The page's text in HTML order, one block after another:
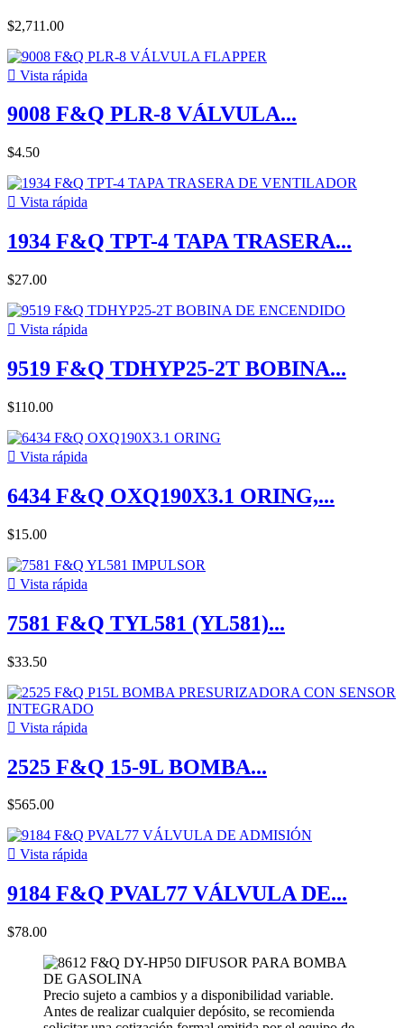
$2,711.00
 Vista rápida
9008 F&Q PLR-8 VÁLVULA...
$4.50
 Vista rápida
1934 F&Q TPT-4 TAPA TRASERA...
$27.00
 Vista rápida
9519 F&Q TDHYP25-2T BOBINA...
$110.00
 Vista rápida
6434 F&Q OXQ190X3.1 ORING,...
$15.00
 Vista rápida
7581 F&Q TYL581 (YL581)...
$33.50
 Vista rápida
2525 F&Q 15-9L BOMBA...
$565.00
 Vista rápida
9184 F&Q PVAL77 VÁLVULA DE...
$78.00
Precio sujeto a cambios y a disponibilidad variable.
Antes de realizar cualquier depósito, se recomienda